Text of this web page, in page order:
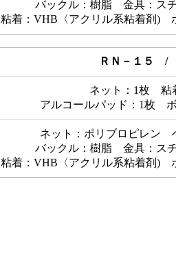
バックル：樹脂 金具：ス
粘着：VHB〈アクリル系粘着剤)
ＲＮ－１５ /
ネット：1枚 粘
アルコールパッド：1枚
ネット：ポリブロピレン
バックル：樹脂 金具：ス
粘着：VHB〈アクリル系粘着剤)